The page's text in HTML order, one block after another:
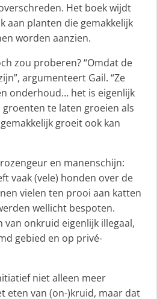
Het boek wijdt
aan planten die gemakkelijk
worden aanzien.
zou proberen? “Omdat de
argumenteert Gail. “Ze
onderhoud… het is eigenlijk
te laten groeien als
groeit ook kan
en manenschijn:
vaak (vele) honden over de
vielen ten prooi aan katten
wellicht bespoten.
van onkruid eigenlijk illegaal,
gebied en op privé-
niet alleen meer
eten van (on-)kruid, maar dat